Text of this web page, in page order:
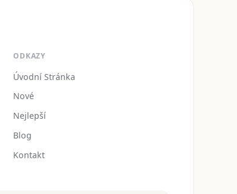
ODKAZY
Úvodní Stránka
Nové
Nejlepší
Blog
Kontakt